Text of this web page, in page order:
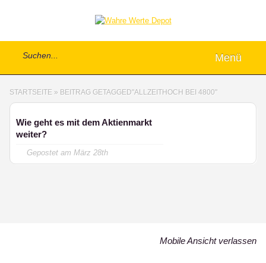
Menü
STARTSEITE » BEITRAG GETAGGED"ALLZEITHOCH BEI 4800"
Wie geht es mit dem Aktienmarkt
weiter?
Gepostet am März 28th
Mobile Ansicht verlassen